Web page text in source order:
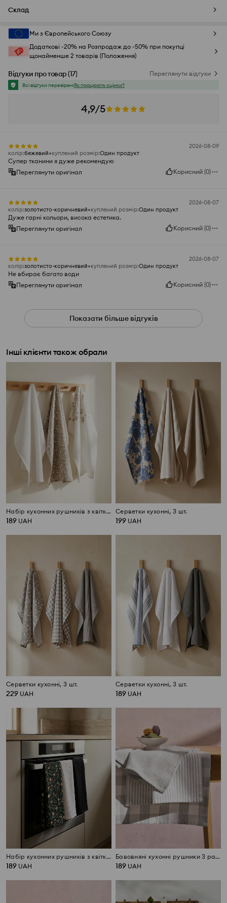
Склад
Ми з Європейського Союзу
Додаткові -20% на Розпродаж до -50% при покупці
щонайменше 2 товарів (Положення)
Відгуки про товар(17) Переглянути відгуки
Всі відгуки перевіреніЯк працюють оцінки?
4,9/5
2026-08-09
колір:бежевий куплений розмір:Один продукт
Супер тканини я дуже рекомендую
Переглянути оригінал
Корисний (0)
2026-08-07
колір:золотисто-коричневий куплений розмір:Один продукт
Дуже гарні кольори, висока естетика.
Переглянути оригінал
Корисний (0)
2026-08-07
колір:золотисто-коричневий куплений розмір:Один продукт
Не вбирає багато води
Переглянути оригінал
Корисний (0)
Показати більше відгуків
Інші клієнти також обрали
Набір кухонних рушників з квітковим мотивом, 3 шт.
189 UAH
Серветки кухонні, 3 шт.
199 UAH
Серветки кухонні, 3 шт.
229 UAH
Серветки кухонні, 3 шт.
189 UAH
Набір кухонних рушників з квітковим мотивом, 3 шт.
189 UAH
Бавовняні кухонні рушники 3 pack
189 UAH